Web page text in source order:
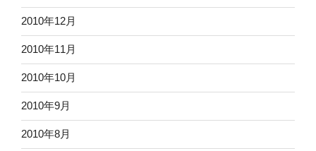
2010年12月
2010年11月
2010年10月
2010年9月
2010年8月